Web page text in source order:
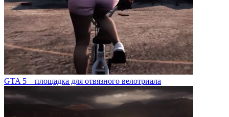
GTA 5 – площадка для отвязного велотриала